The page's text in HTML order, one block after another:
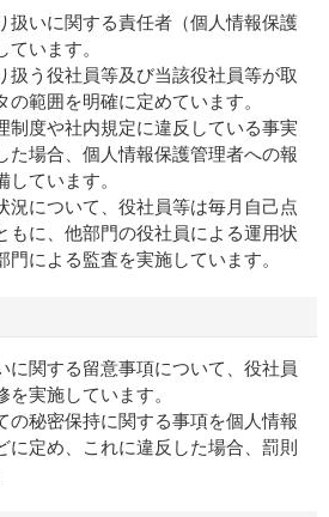
扱いに関する責任者（個人情報保護
ています。
扱う役社員等及び当該役社員等が取
の範囲を明確に定めています。
制度や社内規定に違反している事実
た場合、個人情報保護管理者への報
しています。
況について、役社員等は毎月自己点
もに、他部門の役社員による運用状
門による監査を実施しています。
に関する留意事項について、役社員
を実施しています。
の秘密保持に関する事項を個人情報
に定め、これに違反した場合、罰則